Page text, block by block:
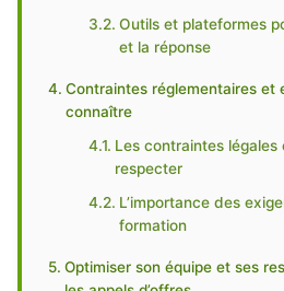
Outils et plateformes
et la réponse
Contraintes réglementaires et
connaître
Les contraintes
respecter
L’importance des
formation
Optimiser son équipe et ses